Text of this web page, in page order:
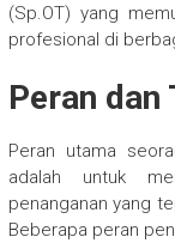
(Sp.OT) yang
profesional di
Peran dan
Peran utama
adalah untuk
penanganan yang
Beberapa peran